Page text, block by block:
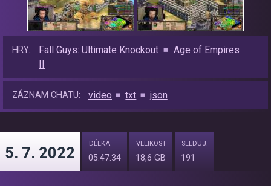
HRY: Fall Guys: Ultimate Knockout
Age of Empires
ZÁZNAM CHATU: video txt json
5. 7. 2022
DÉLKA
05:47:34
VELIKOST
18,6 GB
SLEDUJ.
191